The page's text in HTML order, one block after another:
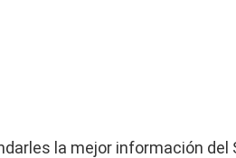
la mejor información del